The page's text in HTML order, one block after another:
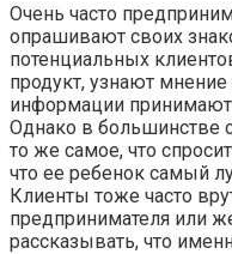
Очень часто
опрашивают своих
потенциальных
продукт, узнают
информации принимают
Однако в большинстве
то же самое, что
что ее ребенок самый
Клиенты тоже часто
предпринимателя или
рассказывать, что